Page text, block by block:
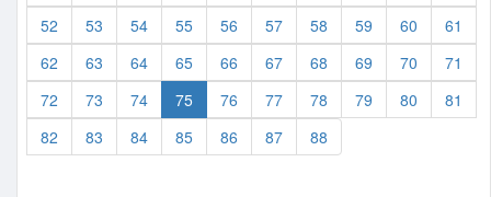
52
53 54 55 56 57 58 59 60
61
62
63 64 65 66 67 68 69 70
71
72
73 74 75 76 77 78 79 80
81
82
83 84 85 86 87 88